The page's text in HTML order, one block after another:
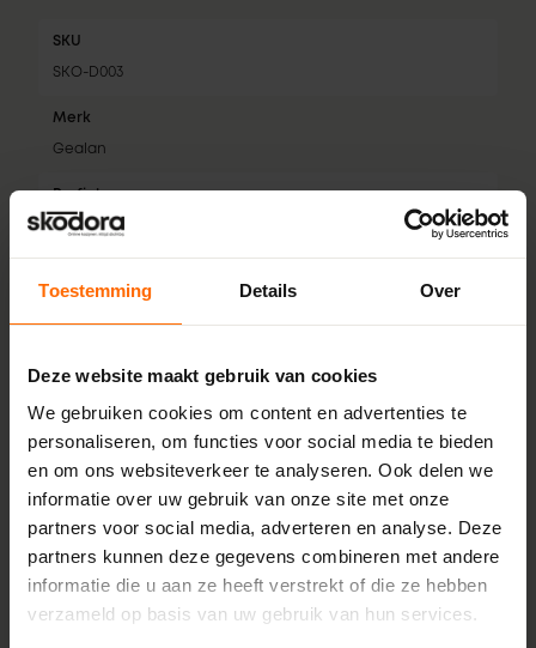
Toestemming Details Over
Deze website maakt gebruik van cookies
We gebruiken cookies om content en advertenties te
personaliseren, om functies voor social media te bieden
en om ons websiteverkeer te analyseren. Ook delen we
informatie over uw gebruik van onze site met onze
partners voor social media, adverteren en analyse. Deze
partners kunnen deze gegevens combineren met andere
informatie die u aan ze heeft verstrekt of die ze hebben
verzameld op basis van uw gebruik van hun services.
SKU
SKO-D003
Merk
Gealan
Profiel
S 9000 NL base
1248 mm
Maximale breedte
Minimale hoogte
2060 mm
Maximale hoogte
2500 mm